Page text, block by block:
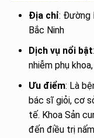
Địa chỉ: Đường
Bắc Ninh
Dịch vụ nổi bật
nhiễm phụ
Ưu điểm: Là
bác sĩ giỏi, cơ
tế. Khoa Sản
đến điều trị